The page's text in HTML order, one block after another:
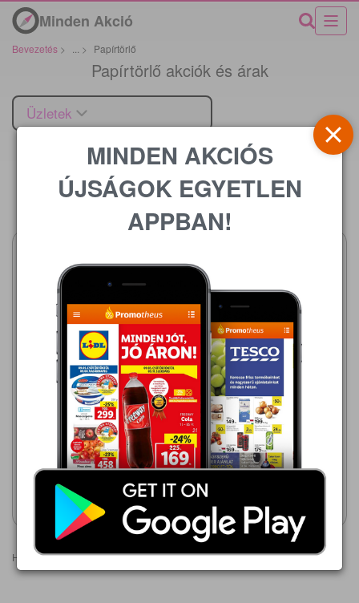
Minden Akció
Bevezetés > > Papírtörlő
Papírtörlő akciók és árak
Üzletek
Ár
EcoFamily
2026.08.06 - 08.16
570,00 Ft
Tento Strong papírtörlő
Akciós újság
megtekintése
Rossmann
2026.08.03 - 08.14
630,00 Ft
REGINA XXL HÁZTARTÁSI
PAPÍRTÖRLŐ
Akciós újság
megtekintése
Hirdetések
MINDEN AKCIÓS
ÚJSÁGOK EGYETLEN
APPBAN!